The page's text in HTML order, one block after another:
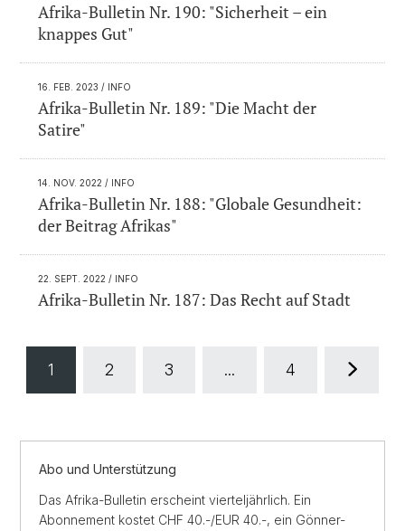
Afrika-Bulletin Nr. 190: "Sicherheit – ein
knappes Gut"
16. FEB. 2023 / INFO
Afrika-Bulletin Nr. 189: "Die Macht der
Satire"
14. NOV. 2022 / INFO
Afrika-Bulletin Nr. 188: "Globale Gesundheit:
der Beitrag Afrikas"
22. SEPT. 2022 / INFO
Afrika-Bulletin Nr. 187: Das Recht auf Stadt
1 2 3 ... 4
Abo und Unterstützung
Das Afrika-Bulletin erscheint vierteljährlich. Ein
Abonnement kostet CHF 40.-/EUR 40.-, ein Gönner-